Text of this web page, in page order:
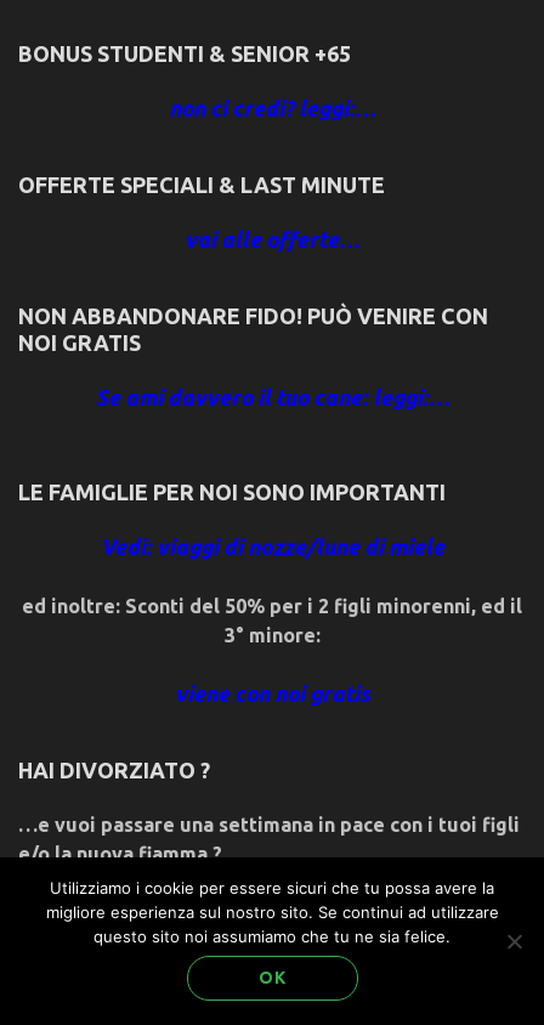
BONUS STUDENTI & SENIOR +65
non ci credi? leggi:…
OFFERTE SPECIALI & LAST MINUTE
vai alle offerte…
NON ABBANDONARE FIDO! PUÒ VENIRE CON
NOI GRATIS
Se ami davvero il tuo cane: leggi:…
LE FAMIGLIE PER NOI SONO IMPORTANTI
Vedi: viaggi di nozze/lune di miele
ed inoltre: Sconti del 50% per i 2 figli minorenni, ed il
3° minore:
viene con noi gratis
HAI DIVORZIATO ?
…e vuoi passare una settimana in pace con i tuoi figli
e/o la nuova fiamma ?
Con noi puoi farlo!
non ci credi? leggi:…
Utilizziamo i cookie per essere sicuri che tu possa avere la
migliore esperienza sul nostro sito. Se continui ad utilizzare
questo sito noi assumiamo che tu ne sia felice.
OK